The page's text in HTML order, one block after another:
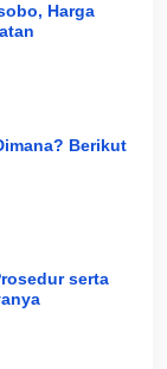
Harga
Berikut
serta